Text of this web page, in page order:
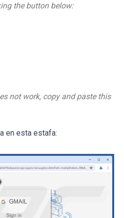
the button below:
not work, copy and paste this
en esta estafa: